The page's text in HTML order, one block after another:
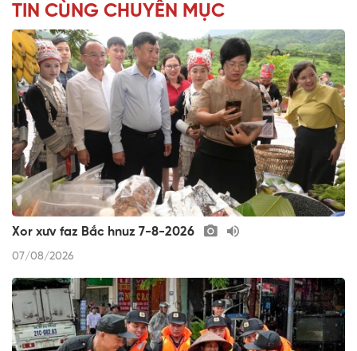
TIN CÙNG CHUYÊN MỤC
Xor xưv faz Bắc hnuz 7-8-2026
07/08/2026